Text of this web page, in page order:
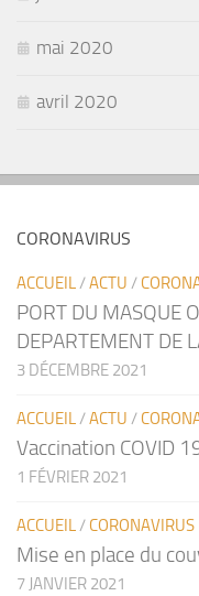
mai 2020
avril 2020
CORONAVIRUS
ACCUEIL/ACTU /
PORT DU MASQUE
DEPARTEMENT DE
3 DÉCEMBRE 2021
ACCUEIL/ACTU /
Vaccination COVID
1 FÉVRIER 2021
ACCUEIL/ CORONAVIRUS
Mise en place du
7 JANVIER 2021